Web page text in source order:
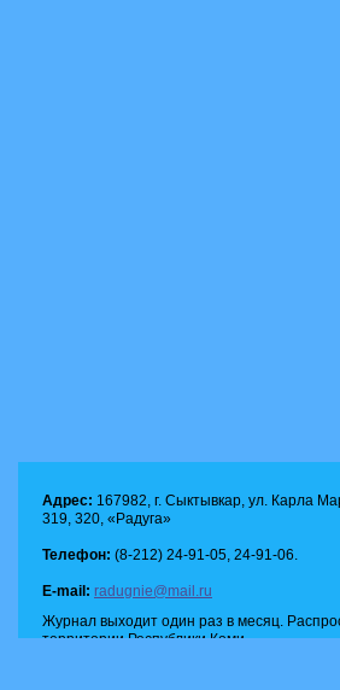
Адрес: 167982, г. Сыктывкар, ул. Карла
319, 320, «Радуга»
Телефон: (8-212) 24-91-05, 24-91-06.
E-mail: radugnie@mail.ru
Журнал выходит один раз в месяц.
территории Республики Коми.